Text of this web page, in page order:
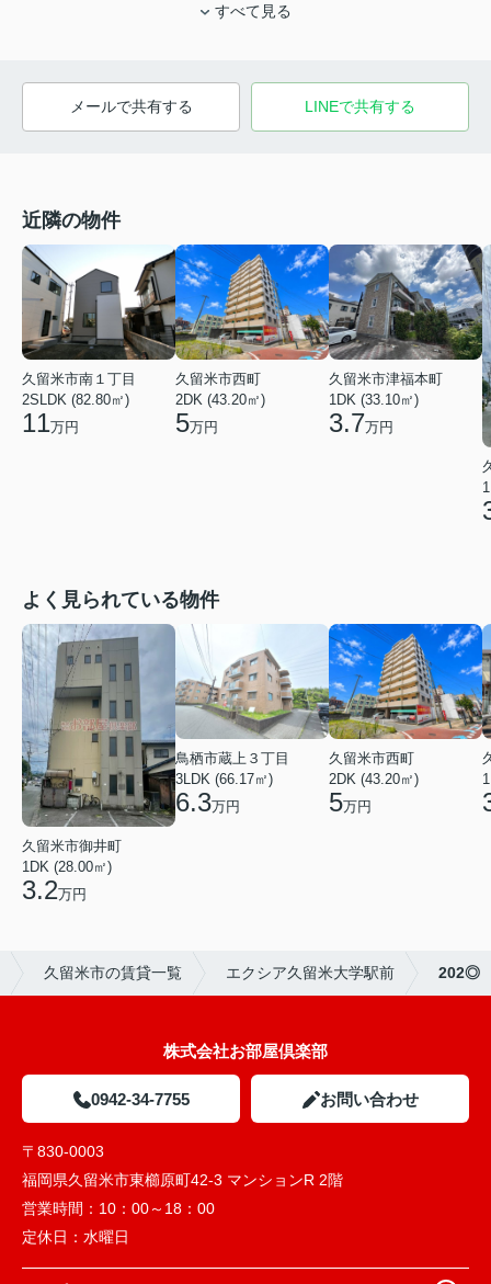
すべて見る
メールで共有する LINEで共有する
近隣の物件
久留米市南１丁目
2SLDK (82.80㎡)
11万円
久留米市西町
2DK (43.20㎡)
5万円
久留米市津福本町
1DK (33.10㎡)
3.7万円
よく見られている物件
久留米市御井町
1DK (28.00㎡)
3.2万円
鳥栖市蔵上３丁目
3LDK (66.17㎡)
6.3万円
久留米市西町
2DK (43.20㎡)
5万円
久留米市の賃貸一覧 エクシア久留米大学駅前 202◎
株式会社お部屋倶楽部
0942-34-7755 お問い合わせ
〒830-0003
福岡県久留米市東櫛原町42-3 マンションR 2階
営業時間： 10：00～18：00
定休日： 水曜日